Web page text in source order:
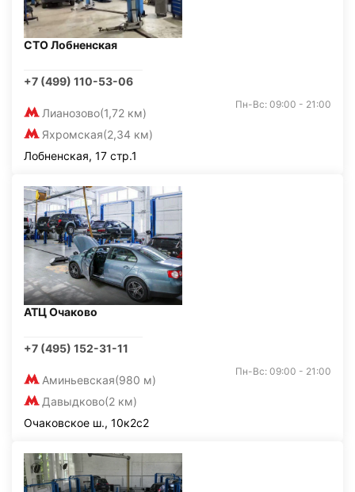
СТО Лобненская
+7 (499) 110-53-06
Лианозово(1,72 км)
Яхромская(2,34 км)
Пн-Вс: 09:00 - 21:00
Лобненская, 17 стр.1
АТЦ Очаково
+7 (495) 152-31-11
Аминьевская(980 м)
Давыдково(2 км)
Пн-Вс: 09:00 - 21:00
Очаковское ш., 10к2с2